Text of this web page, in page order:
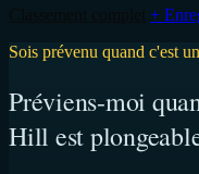
+
Sois prévenu quand c'est
Préviens-moi
Hill est